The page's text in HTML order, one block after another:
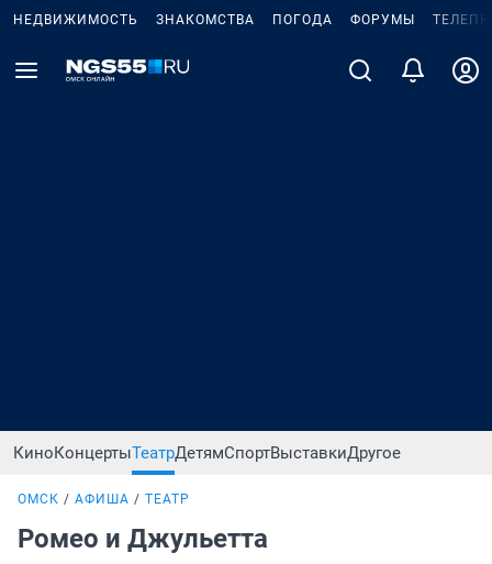
НЕДВИЖИМОСТЬ ЗНАКОМСТВА ПОГОДА ФОРУМЫ
КиноКонцертыТеатрДетямСпортВыставкиДругое
ОМСК АФИША ТЕАТР
Ромео и Джульетта